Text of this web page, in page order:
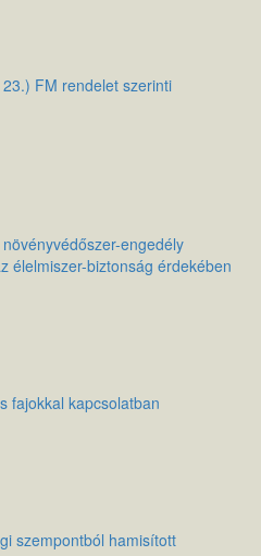
FM rendelet szerinti
engedély
élelmiszer-biztonság érdekében
fajokkal kapcsolatban
szempontból hamisított